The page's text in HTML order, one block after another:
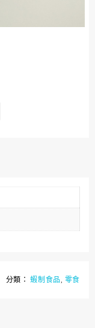
分類：蝦制食品 零食